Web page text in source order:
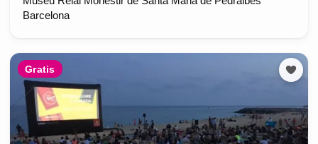
Barcelona
Gratis